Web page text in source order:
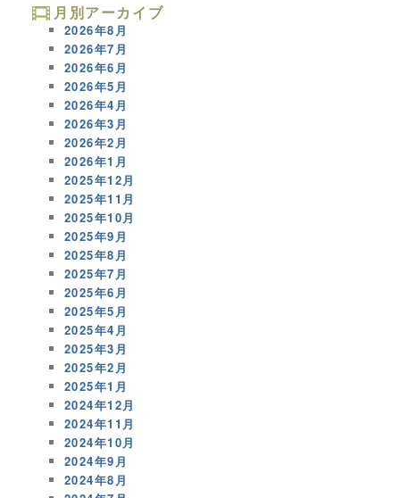
月別アーカイブ
2026年8月
2026年7月
2026年6月
2026年5月
2026年4月
2026年3月
2026年2月
2026年1月
2025年12月
2025年11月
2025年10月
2025年9月
2025年8月
2025年7月
2025年6月
2025年5月
2025年4月
2025年3月
2025年2月
2025年1月
2024年12月
2024年11月
2024年10月
2024年9月
2024年8月